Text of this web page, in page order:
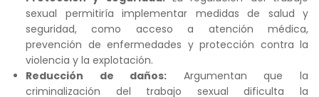
sexual permitiría implementar medidas de salud y
seguridad, como acceso a atención médica,
prevención de enfermedades y protección contra la
violencia y la explotación.
Reducción de daños: Argumentan que la
criminalización del trabajo sexual dificulta la